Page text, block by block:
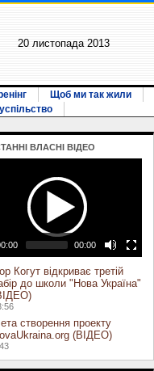
20 листопада 2013
Щоб ми так жили
ВЛАСНI ВIДЕО
00:00
Когут відкриває третій
до школи "Нова Україна"
створення проекту
(ВІДЕО)